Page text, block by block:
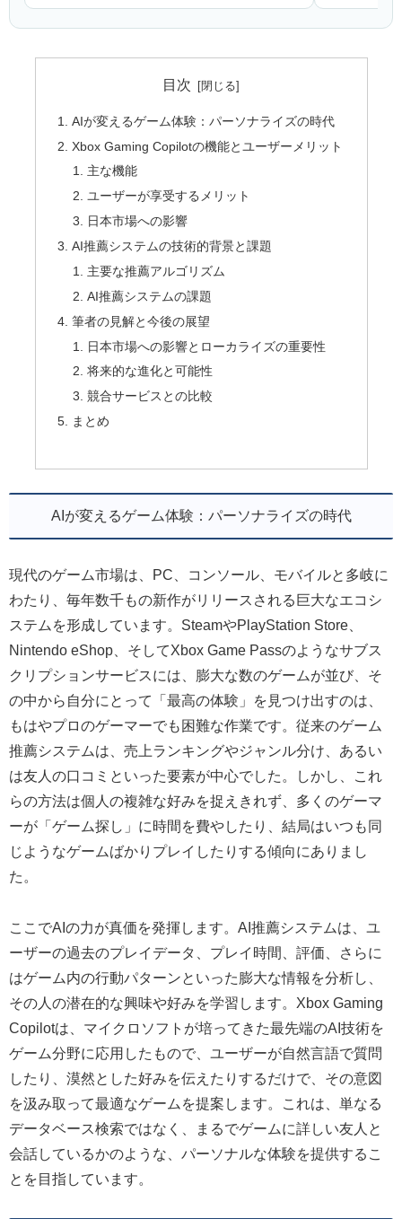
目次
AIが変えるゲーム体験：パーソナライズの時代
Xbox Gaming Copilotの機能とユーザーメリット
主な機能
ユーザーが享受するメリット
日本市場への影響
AI推薦システムの技術的背景と課題
主要な推薦アルゴリズム
AI推薦システムの課題
筆者の見解と今後の展望
日本市場への影響とローカライズの重要性
将来的な進化と可能性
競合サービスとの比較
まとめ
AIが変えるゲーム体験：パーソナライズの時代
現代のゲーム市場は、PC、コンソール、モバイルと多岐に
わたり、毎年数千もの新作がリリースされる巨大なエコシ
ステムを形成しています。SteamやPlayStation Store、
Nintendo eShop、そしてXbox Game Passのようなサブス
クリプションサービスには、膨大な数のゲームが並び、そ
の中から自分にとって「最高の体験」を見つけ出すのは、
もはやプロのゲーマーでも困難な作業です。従来のゲーム
推薦システムは、売上ランキングやジャンル分け、あるい
は友人の口コミといった要素が中心でした。しかし、これ
らの方法は個人の複雑な好みを捉えきれず、多くのゲーマ
ーが「ゲーム探し」に時間を費やしたり、結局はいつも同
じようなゲームばかりプレイしたりする傾向にありまし
た。
ここでAIの力が真価を発揮します。AI推薦システムは、ユ
ーザーの過去のプレイデータ、プレイ時間、評価、さらに
はゲーム内の行動パターンといった膨大な情報を分析し、
その人の潜在的な興味や好みを学習します。Xbox Gaming
Copilotは、マイクロソフトが培ってきた最先端のAI技術を
ゲーム分野に応用したもので、ユーザーが自然言語で質問
したり、漠然とした好みを伝えたりするだけで、その意図
を汲み取って最適なゲームを提案します。これは、単なる
データベース検索ではなく、まるでゲームに詳しい友人と
会話しているかのような、パーソナルな体験を提供するこ
とを目指しています。